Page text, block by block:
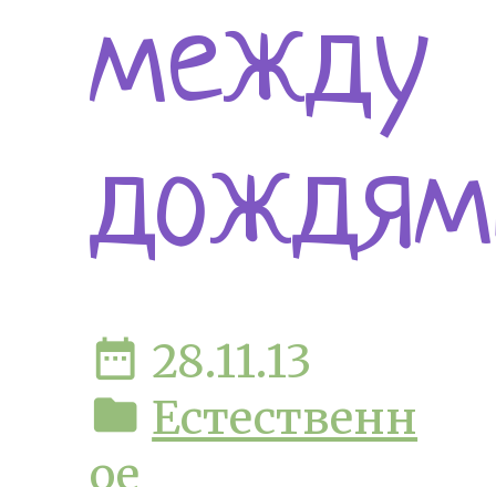
между
date_range 28.11.13
folder Естественн
ое